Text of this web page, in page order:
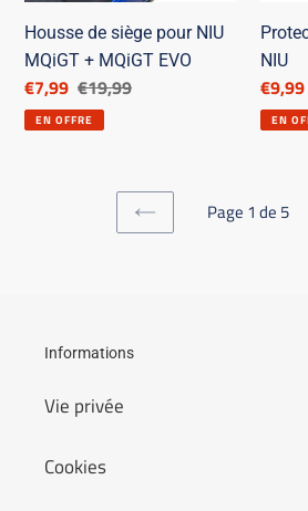
MQiGT
EVO
Housse de siège pour NIU
MQiGT + MQiGT EVO
Prix
réduit
€7,99 Prix
de
€19,99
EN OFFRE
NIU
Prix
réduit
€9,99
EN
PAGE
Page 1 de 5
Informations
Vie privée
Cookies